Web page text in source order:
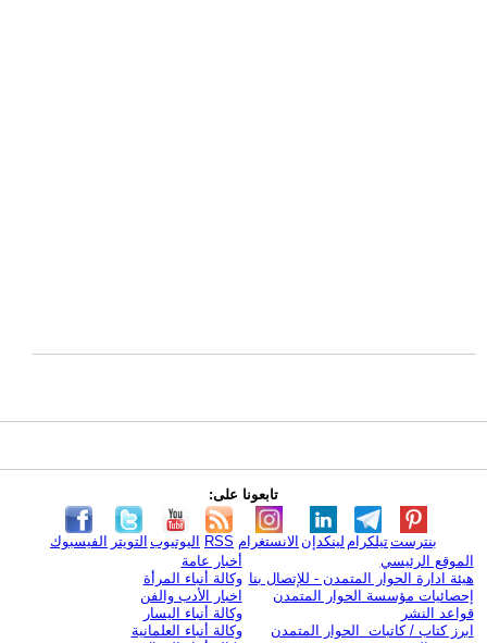
تابعونا على:
الفيسبوك التويتر اليوتيوب RSS الانستغرام لينكدإن تيلكرامبنترست
الموقع الرئيسي
هيئة ادارة الحوار المتمدن - للإتصال بنا
إحصائيات مؤسسة الحوار المتمدن
قواعد النشر
ابرز كتاب / كاتبات الحوار المتمدن
أخبار عامة
وكالة أنباء المرأة
اخبار الأدب والفن
وكالة أنباء اليسار
وكالة أنباء العلمانية